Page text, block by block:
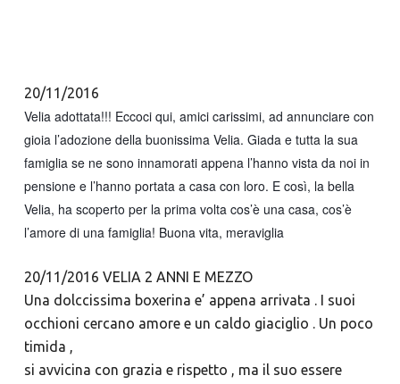
20/11/2016
Velia adottata!!! Eccoci qui, amici carissimi, ad annunciare con
gioia l’adozione della buonissima Velia. Giada e tutta la sua
famiglia se ne sono innamorati appena l’hanno vista da noi in
pensione e l’hanno portata a casa con loro. E così, la bella
Velia, ha scoperto per la prima volta cos’è una casa, cos’è
l’amore di una famiglia! Buona vita, meraviglia
20/11/2016 VELIA 2 ANNI E MEZZO
Una dolccissima boxerina e’ appena arrivata . I suoi
occhioni cercano amore e un caldo giaciglio . Un poco
timida ,
si avvicina con grazia e rispetto , ma il suo essere